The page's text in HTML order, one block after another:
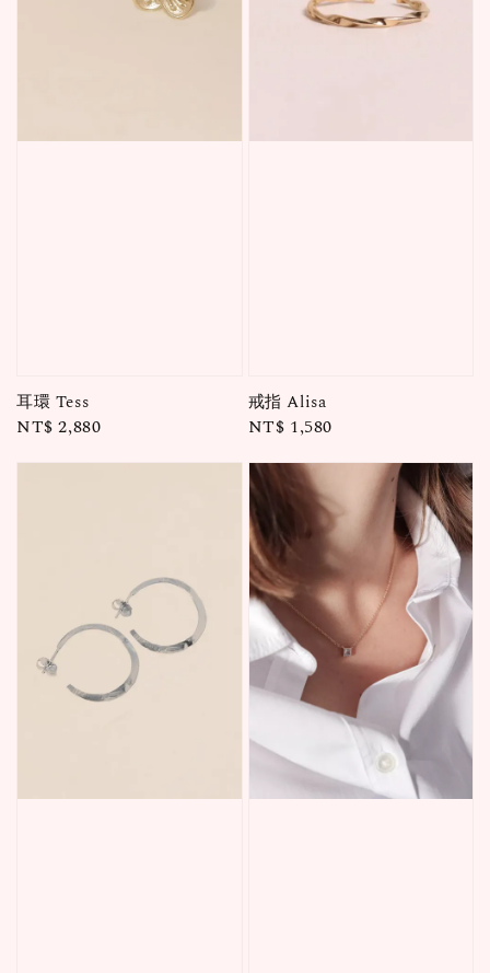
耳環 Tess
Regular
NT$ 2,880
戒指 Alisa
Regular
NT$ 1,580